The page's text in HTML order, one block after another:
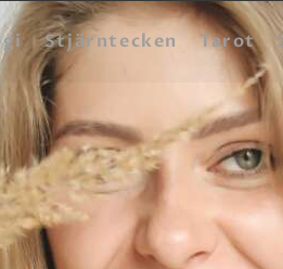
Stjärntecken Tarot
SIERSKA